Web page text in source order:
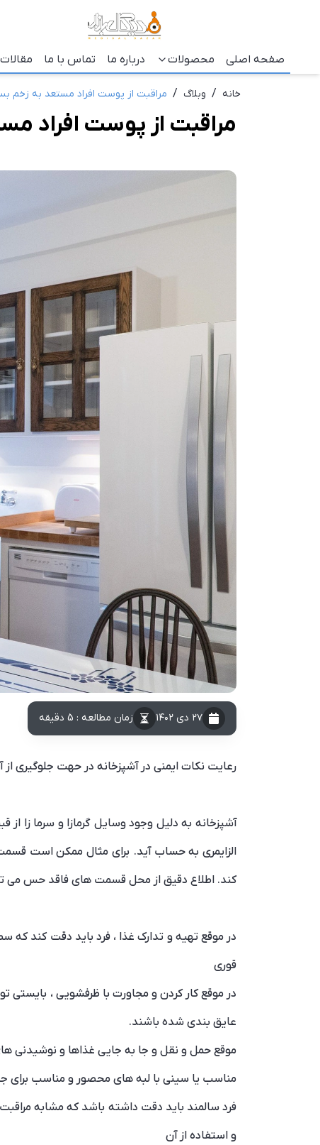
صفحه اصلی محصولات درباره ما تماس با ما مقالات
خانه / وبلاگ / مراقبت از پوست افراد مستعد به زخم
مراقبت از پوست افراد
۲۷ دی ۱۴۰۲ زمان مطالعه : 5 دقیقه
رعایت نکات ایمنی در آشپزخانه در حهت جلوگیری
آشپزخانه به دلیل وجود وسایل گرمازا و سرما زا از
الزایمری به حساب آید. برای مثال ممکن است
کند. اطلاع دقیق از محل قسمت های فاقد حس می
در موقع تهیه و تدارک غذا ، فرد باید دقت کند که
قوری
در موقع کار کردن و مجاورت با ظرفشویی ،
عایق بندی شده باشند.
موقع حمل و نقل و جا به جایی غذاها و نوشیدنی
مناسب یا سینی با لبه های محصور و مناسب برای
فرد سالمند باید دقت داشته باشد که مشابه
و استفاده از آن